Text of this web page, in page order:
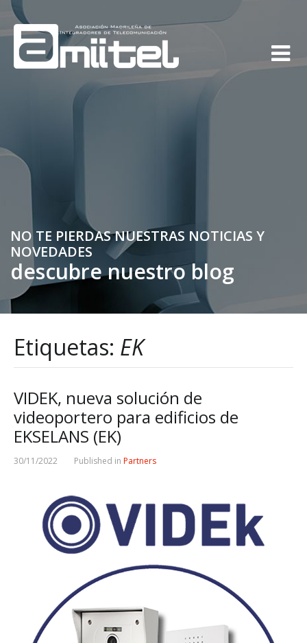
NO TE PIERDAS NUESTRAS NOTICIAS Y
NOVEDADES
descubre nuestro blog
Etiquetas: EK
VIDEK, nueva solución de
videoportero para edificios de
EKSELANS (EK)
30/11/2022 Published in Partners